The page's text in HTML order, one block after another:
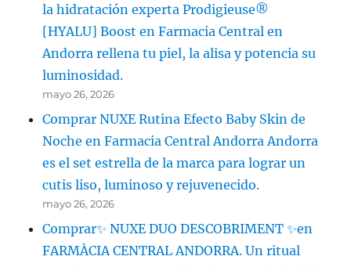
la hidratación experta Prodigieuse®
[HYALU] Boost en Farmacia Central en
Andorra rellena tu piel, la alisa y potencia su
luminosidad.
mayo 26, 2026
Comprar NUXE Rutina Efecto Baby Skin de
Noche en Farmacia Central Andorra Andorra
es el set estrella de la marca para lograr un
cutis liso, luminoso y rejuvenecido.
mayo 26, 2026
Comprar✨ NUXE DUO DESCOBRIMENT ✨en
FARMÀCIA CENTRAL ANDORRA. Un ritual